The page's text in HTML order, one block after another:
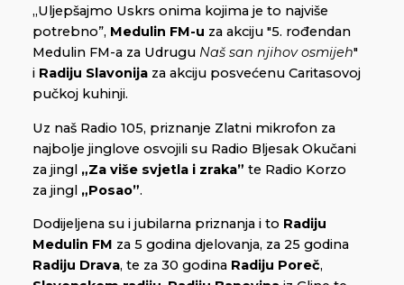
„Uljepšajmo Uskrs onima kojima je to najviše
potrebno”, Medulin FM-u za akciju "5. rođendan
Medulin FM-a za Udrugu Naš san njihov osmijeh"
i Radiju Slavonija za akciju posvećenu Caritasovoj
pučkoj kuhinji.
Uz naš Radio 105, priznanje Zlatni mikrofon za
najbolje jinglove osvojili su Radio Bljesak Okučani
za jingl „Za više svjetla i zraka” te Radio Korzo
za jingl „Posao”.
Dodijeljena su i jubilarna priznanja i to Radiju
Medulin FM za 5 godina djelovanja, za 25 godina
Radiju Drava, te za 30 godina Radiju Poreč,